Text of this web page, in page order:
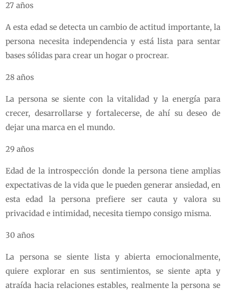
27 años
A esta edad se detecta un cambio de actitud importante, la
persona necesita independencia y está lista para sentar
bases sólidas para crear un hogar o procrear.
28 años
La persona se siente con la vitalidad y la energía para
crecer, desarrollarse y fortalecerse, de ahí su deseo de
dejar una marca en el mundo.
29 años
Edad de la introspección donde la persona tiene amplias
expectativas de la vida que le pueden generar ansiedad, en
esta edad la persona prefiere ser cauta y valora su
privacidad e intimidad, necesita tiempo consigo misma.
30 años
La persona se siente lista y abierta emocionalmente,
quiere explorar en sus sentimientos, se siente apta y
atraída hacia relaciones estables, realmente la persona se